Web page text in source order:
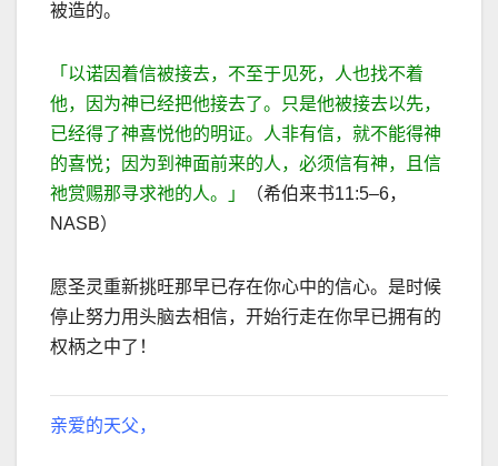
被造的。
「以诺因着信被接去，不至于见死，人也找不着
他，因为神已经把他接去了。只是他被接去以先，
已经得了神喜悦他的明证。人非有信，就不能得神
的喜悦；因为到神面前来的人，必须信有神，且信
祂赏赐那寻求祂的人。」
（希伯来书11:5–6，
NASB）
愿圣灵重新挑旺那早已存在你心中的信心。是时候
停止努力用头脑去相信，开始行走在你早已拥有的
权柄之中了！
亲爱的天父，